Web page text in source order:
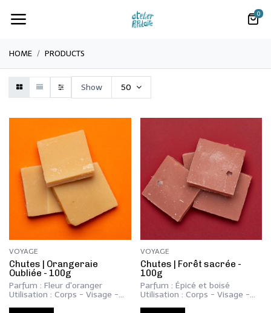
0
HOME PRODUCTS
Show 50
VOYAGE
​Chutes | Orangeraie
Oubliée - 100g
Parfum : Fleur d'oranger
Utilisation : Corps - Visage -
VOYAGE
​Chutes | Forêt sacrée -
100g
Parfum : Épicé et boisé
Utilisation : Corps - Visage -